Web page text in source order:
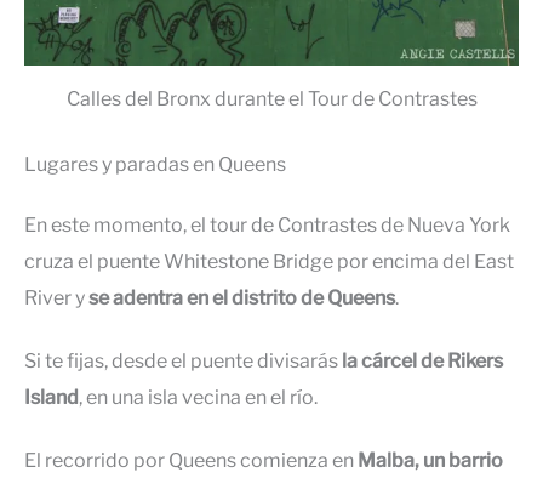
Calles del Bronx durante el Tour de Contrastes
Lugares y paradas en Queens
En este momento, el tour de Contrastes de Nueva York
cruza el puente Whitestone Bridge por encima del East
River yse adentra en el distrito de Queens.
Si te fijas, desde el puente divisarás la cárcel de Rikers
Island , en una isla vecina en el río.
El recorrido por Queens comienza en Malba, un barrio